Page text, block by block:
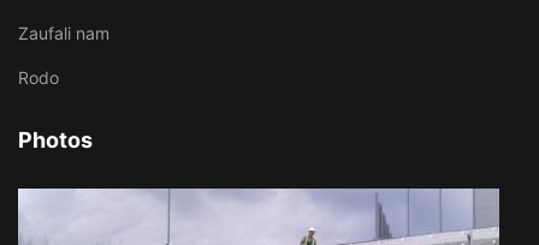
Zaufali nam
Rodo
Photos